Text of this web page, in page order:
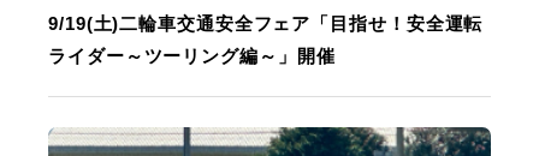
9/19(土)二輪車交通安全フェア「目指せ！安全運転
ライダー～ツーリング編～」開催